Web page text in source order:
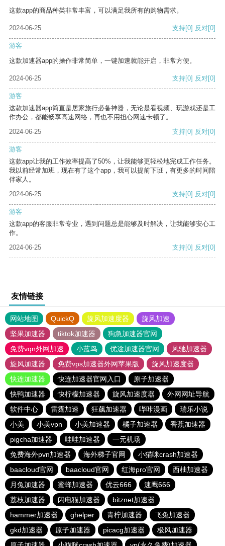
这款app的商品种类非常丰富，可以满足我所有的购物需求。
2024-06-25 支持[0] 反对[0]
游客
这款加速器app的操作非常简单，一键加速就能开启，非常方便。
2024-06-25 支持[0] 反对[0]
游客
这款加速器app简直是居家旅行必备神器，无论是看视频、玩游戏还是工
作办公，都能畅享高速网络，再也不用担心网速卡顿了。
2024-06-25
支持[0] 反对[0]
游客
这款app让我的工作效率提高了50%，让我能够更轻松地完成工作任务。
我以前经常加班，现在有了这个app，我可以提前下班，有更多的时间陪
伴家人。
2024-06-25
支持[0] 反对[0]
游客
这款app的客服非常专业，遇到问题总是能够及时解决，让我能够安心工
作。
2024-06-25
支持[0] 反对[0]
友情链接
网站地图 QuickQ 旋风加速度器
旋风加速
坚果加速器
tiktok加速器
狗急加速器官网
免费vqn外网加速
小蓝鸟 优途加速器官网
风驰加速器
旋风加速器
免费vps加速器外网苹果版
旋风加速度器
快连加速器
快连加速器官网入口
原子加速器
快鸭加速器
快柠檬加速器 旋风加速度器
外网网址导航
软件中心
雷霆加速 狂飙加速器 哔咔漫画
瑞乐小说
小美
小美vpn 小美加速器 橘子加速器
香蕉加速器
pigcha加速器
哇哇加速器
一元机场
免费海外pvn加速器
海外梯子官网
小猫咪crash加速器
baacloud官网
baacloud官网 红海pro官网
西柚加速器
月兔加速器
蜜蜂加速器 优云666
速鹰666
荔枝加速器
闪电猫加速器
bitznet加速器
hammer加速器
ghelper 青柠加速器
飞兔加速器
gkd加速器
原子加速器 picacg加速器
极风加速器